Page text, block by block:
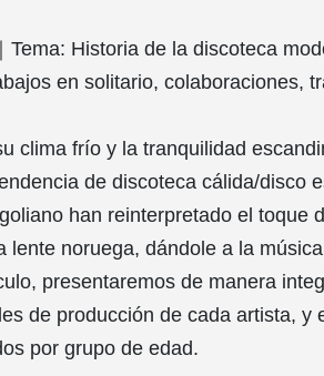
Tema: Historia de la discoteca
en solitario, colaboraciones,
clima frío y la tranquilidad
de discoteca cálida/disco
han reinterpretado el toque
lente noruega, dándole a la
presentaremos de manera
de producción de cada artista, y
por grupo de edad.